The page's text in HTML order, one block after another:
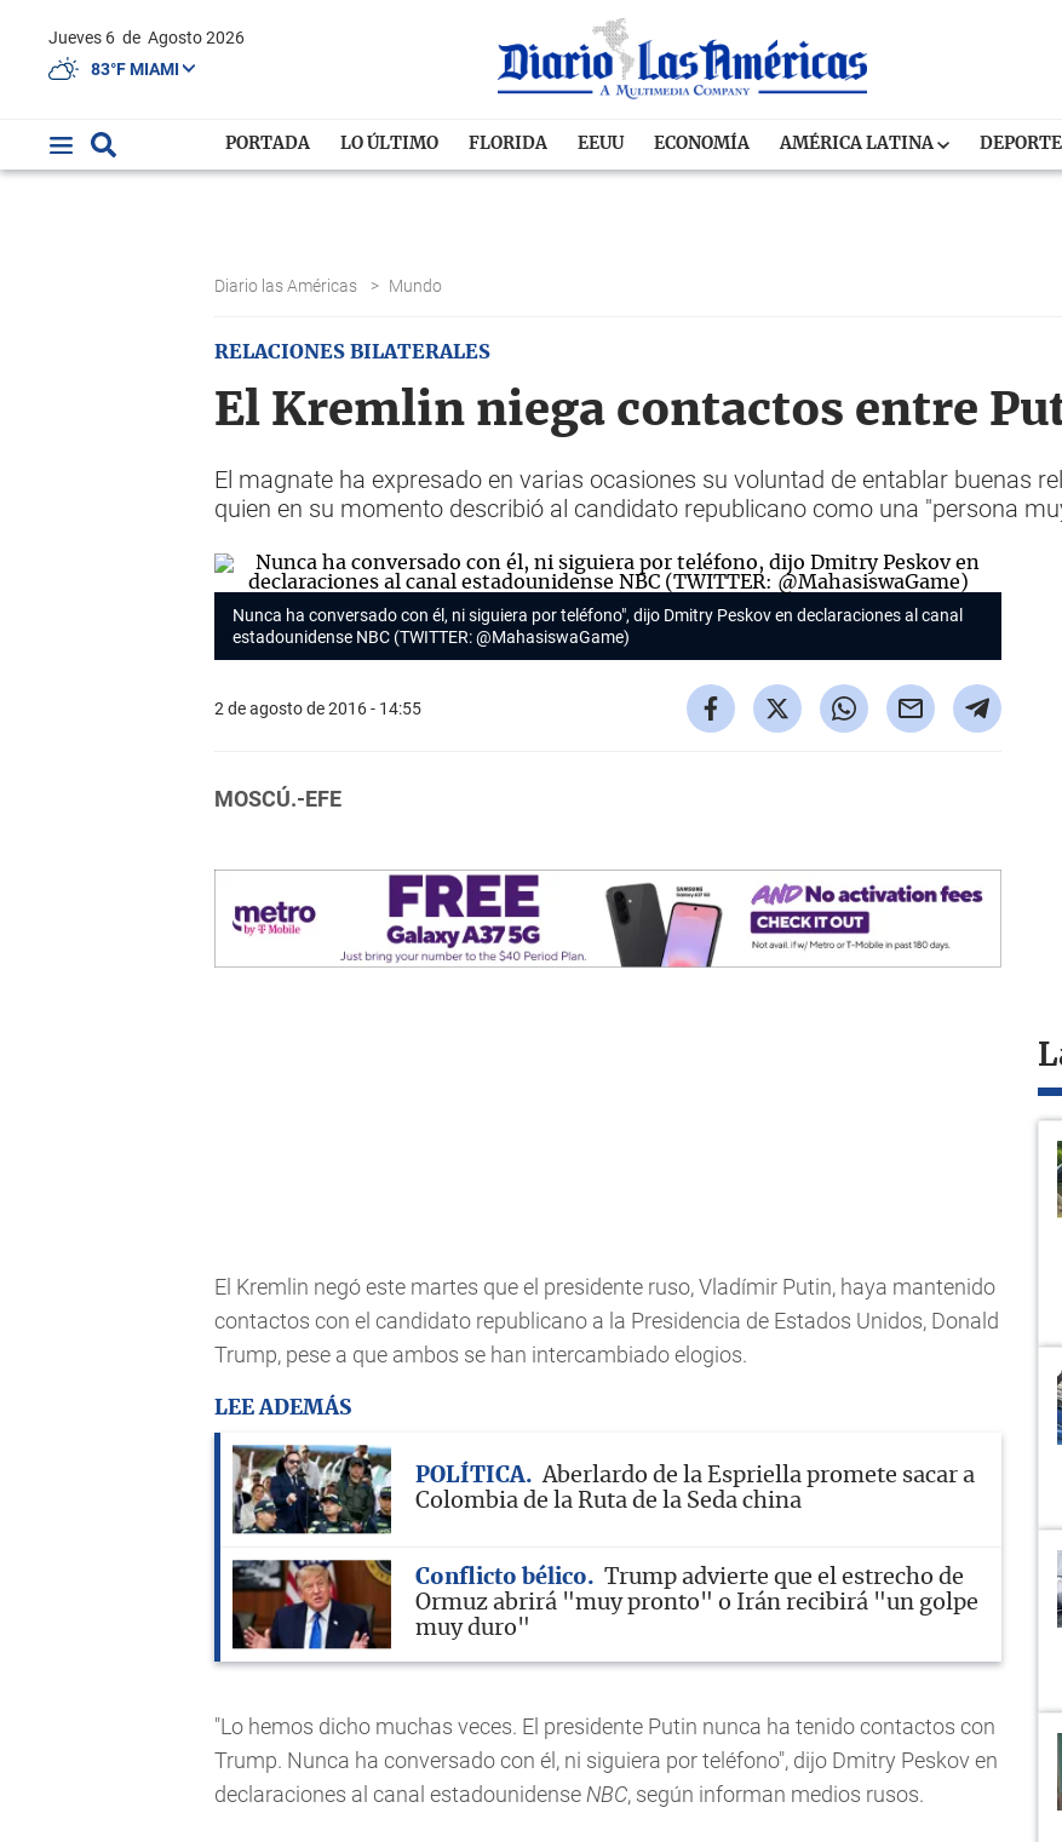
Jueves 6 de Agosto 2026
83°F MIAMI
PORTADA LO ÚLTIMO FLORIDA EEUU ECONOMÍA AMÉRICA LATINA
Diario las Américas > Mundo
RELACIONES BILATERALES
El Kremlin niega contactos entre
El magnate ha expresado en varias ocasiones su voluntad de entablar buenas
quien en su momento describió al candidato republicano como una "persona
Nunca ha conversado con él, ni siguiera por teléfono", dijo Dmitry Peskov en declaraciones al canal
estadounidense NBC (TWITTER: @MahasiswaGame)
2 de agosto de 2016 - 14:55
MOSCÚ.-EFE
El Kremlin negó este martes que el presidente ruso, Vladímir Putin, haya mantenido
contactos con el candidato republicano a la Presidencia de Estados Unidos, Donald
Trump, pese a que ambos se han intercambiado elogios.
LEE ADEMÁS
POLÍTICA
Aberlardo de la Espriella promete sacar a
Colombia de la Ruta de la Seda china
Conflicto bélico
Trump advierte que el estrecho de
Ormuz abrirá "muy pronto" o Irán recibirá "un golpe
muy duro"
"Lo hemos dicho muchas veces. El presidente Putin nunca ha tenido contactos con
Trump. Nunca ha conversado con él, ni siguiera por teléfono", dijo Dmitry Peskov en
declaraciones al canal estadounidense NBC, según informan medios rusos.